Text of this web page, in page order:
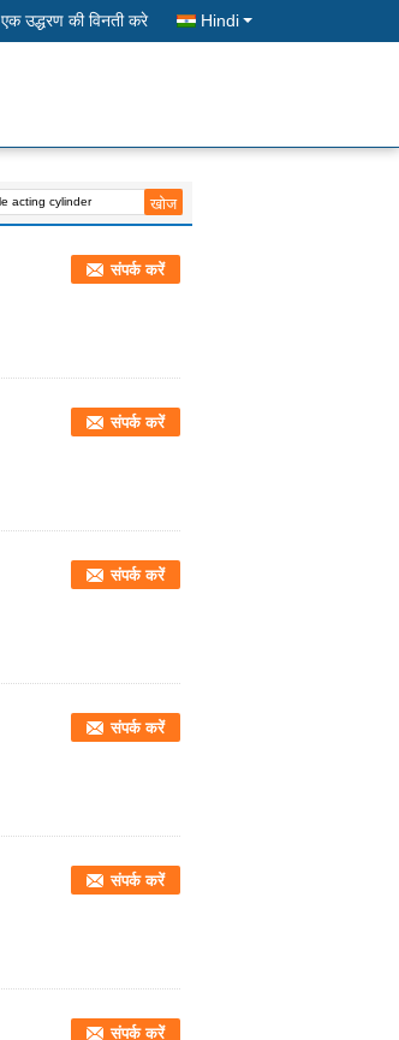
एक उद्धरण की विनती करे Hindi
संपर्क करें
संपर्क करें
संपर्क करें
संपर्क करें
संपर्क करें
संपर्क करें